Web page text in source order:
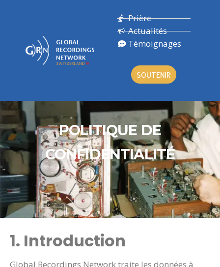
Prière
Actualités
Témoignages
SOUTENIR
POLITIQUE DE
CONFIDENTIALITÉ
1. Introduction
Global Recordings Network traite les données à